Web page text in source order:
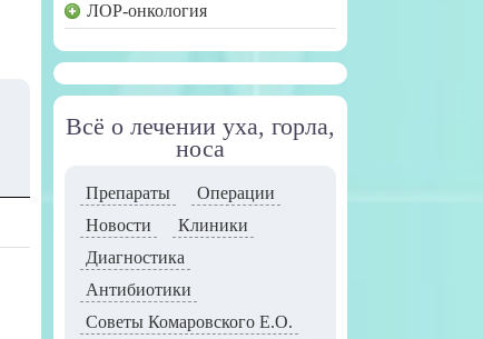
ЛОР-онкология
Всё о лечении уха, горла,
носа
Препараты
Операции
Новости
Клиники
Диагностика
Антибиотики
Советы Комаровского Е.О.